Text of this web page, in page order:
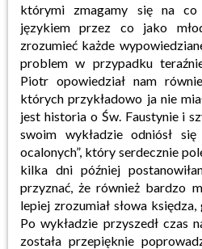
którymi zmagamy się na
językiem przez co jako
zrozumieć każde
problem w przypadku
Piotr opowiedział nam
których przykładowo ja nie
jest historia o Św. Faustynie i
swoim wykładzie odniósł
ocalonych”, który serdecznie
kilka dni później
przyznać, że również bardzo
lepiej zrozumiał słowa
Po wykładzie przyszedł czas
została przepięknie